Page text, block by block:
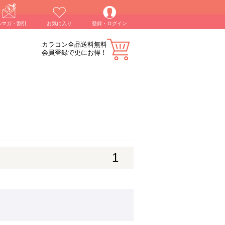
マガ・割引 お気に入り 登録・ログイン
カラコン全品送料無料
会員登録で更にお得！
1